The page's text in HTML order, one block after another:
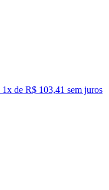
1x de R$ 103,41 sem juros